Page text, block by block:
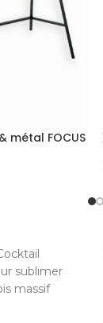
métal FOCUS
sublimer
massif